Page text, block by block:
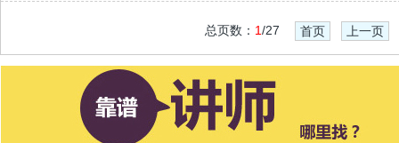
总页数： 1/27 首页 上一页